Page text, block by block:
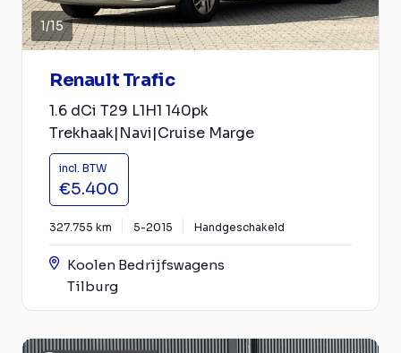
1/15
Renault Trafic
1.6 dCi T29 L1H1 140pk
Trekhaak|Navi|Cruise Marge
incl. BTW
€5.400
327.755 km 5-2015 Handgeschakeld
Koolen Bedrijfswagens
Tilburg